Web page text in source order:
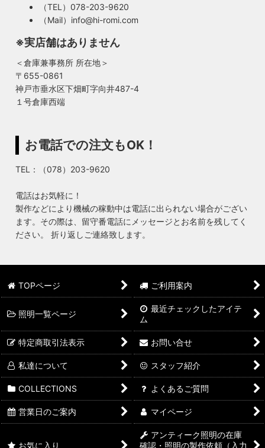
（TEL）078-203-9620
（Mail）info@hi-romi.com
※実店舗はありません
＜倉庫兼事務所 所在地＞
〒655-0861
神戸市垂水区下畑町字向井487-4
１号倉庫西端
お電話での注文もOK！
TEL：（078）203-9620
電話はお気軽に！
製作などにより機械の稼動中は電話に出られない場合がござい
ます。その際は、留守番電話にメッセージとお名前を残してく
ださい。 折り返しご連絡致します。
TOPページ ご利用案内
照明一覧ページ
最近チェックしたアイテ
ム
特定商取引法表示 お問い合せ
私達について スタッフ紹介
COLLECTIONS よくあるご質問
営業日のご案内 マイページ
お気に入り
アンティーク照明の在庫
確認・照明の製作依頼（入力